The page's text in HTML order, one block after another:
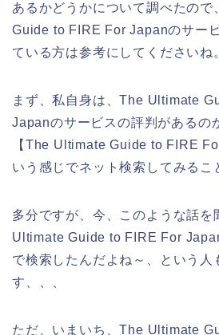
あるかどうかについて調べたの
Guide to FIRE For Japanのサー
ている方は参考にしてくださいね
まず、私自身は、The Ultimate
Japanのサービスの評判があるの
【The Ultimate Guide to FIRE
いう感じでネット検索してみるこ
多分ですが、今、このような話を
Ultimate Guide to FIRE For
で検索したんだよね～、という人
す、、、
ただ、いまいち、The Ultimate